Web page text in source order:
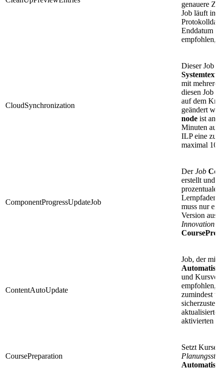
genauere
Job läuft
Enddatum
empfohlen,
CloudSynchronization
Dieser Job
mit
diesen Job
auf dem
geändert
node ist
Minuten
ILP eine
maximal
ComponentProgressUpdateJob
DerJob
erstellt und
muss nur
Version
Innovation
ContentAutoUpdate
Job, der
und
empfohlen,
zumindest
aktivierten
CoursePreparation
Setzt